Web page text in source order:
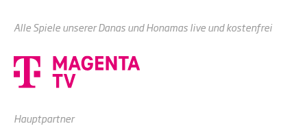
Alle Spiele unserer Danas und Honamas live und kostenfrei
Hauptpartner